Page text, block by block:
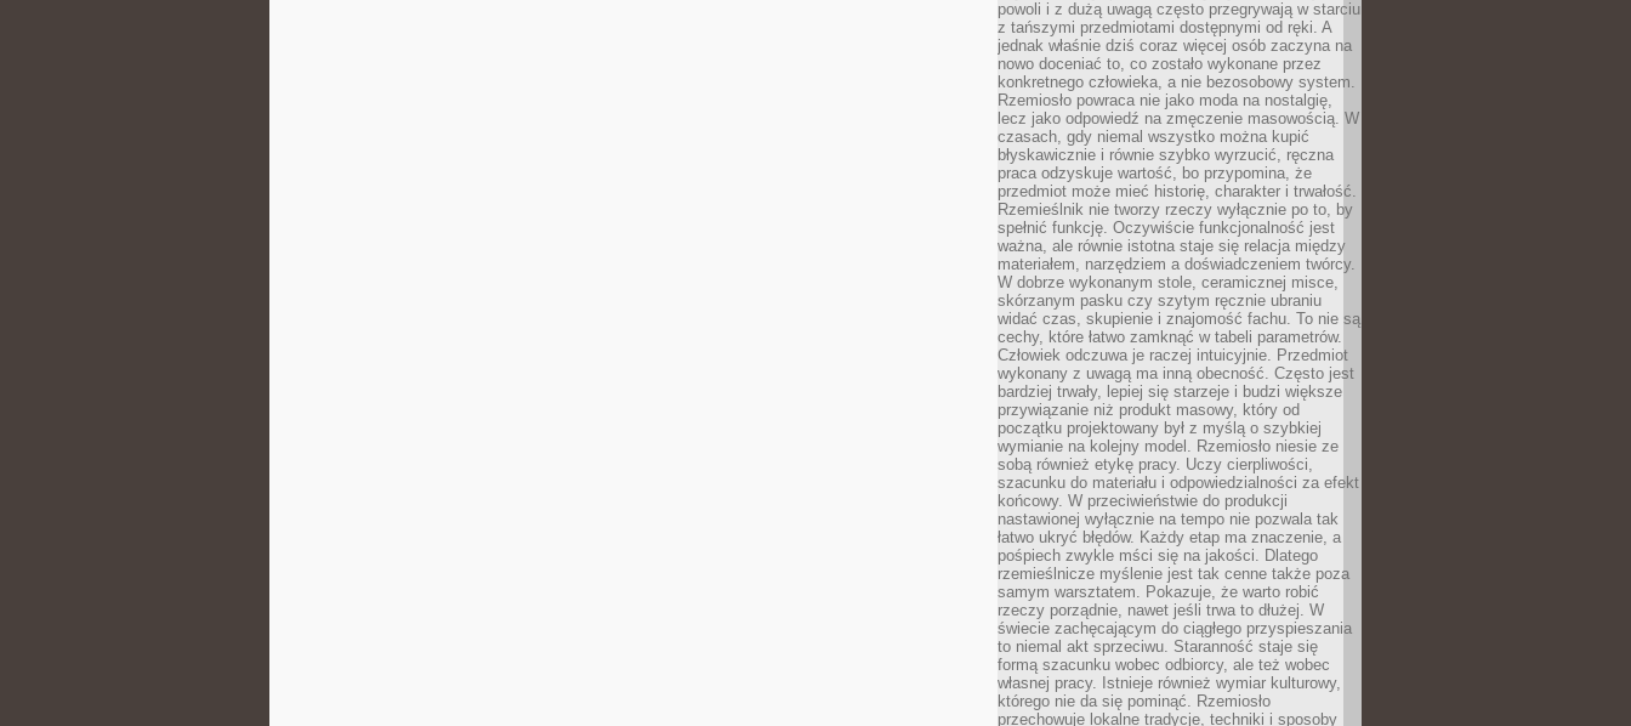
powoli i z dużą uwagą często przegrywają w starciu
z tańszymi przedmiotami dostępnymi od ręki. A
jednak właśnie dziś coraz więcej osób zaczyna na
nowo doceniać to, co zostało wykonane przez
konkretnego człowieka, a nie bezosobowy system.
Rzemiosło powraca nie jako moda na nostalgię,
lecz jako odpowiedź na zmęczenie masowością. W
czasach, gdy niemal wszystko można kupić
błyskawicznie i równie szybko wyrzucić, ręczna
praca odzyskuje wartość, bo przypomina, że
przedmiot może mieć historię, charakter i trwałość.
Rzemieślnik nie tworzy rzeczy wyłącznie po to, by
spełnić funkcję. Oczywiście funkcjonalność jest
ważna, ale równie istotna staje się relacja między
materiałem, narzędziem a doświadczeniem twórcy.
W dobrze wykonanym stole, ceramicznej misce,
skórzanym pasku czy szytym ręcznie ubraniu
widać czas, skupienie i znajomość fachu. To nie są
cechy, które łatwo zamknąć w tabeli parametrów.
Człowiek odczuwa je raczej intuicyjnie. Przedmiot
wykonany z uwagą ma inną obecność. Często jest
bardziej trwały, lepiej się starzeje i budzi większe
przywiązanie niż produkt masowy, który od
początku projektowany był z myślą o szybkiej
wymianie na kolejny model. Rzemiosło niesie ze
sobą również etykę pracy. Uczy cierpliwości,
szacunku do materiału i odpowiedzialności za efekt
końcowy. W przeciwieństwie do produkcji
nastawionej wyłącznie na tempo nie pozwala tak
łatwo ukryć błędów. Każdy etap ma znaczenie, a
pośpiech zwykle mści się na jakości. Dlatego
rzemieślnicze myślenie jest tak cenne także poza
samym warsztatem. Pokazuje, że warto robić
rzeczy porządnie, nawet jeśli trwa to dłużej. W
świecie zachęcającym do ciągłego przyspieszania
to niemal akt sprzeciwu. Staranność staje się
formą szacunku wobec odbiorcy, ale też wobec
własnej pracy. Istnieje również wymiar kulturowy,
którego nie da się pominąć. Rzemiosło
przechowuje lokalne tradycje, techniki i sposoby